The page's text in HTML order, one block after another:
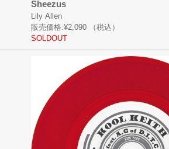
Sheezus
Lily Allen
販売価格:¥2,090
（税込）
SOLDOUT